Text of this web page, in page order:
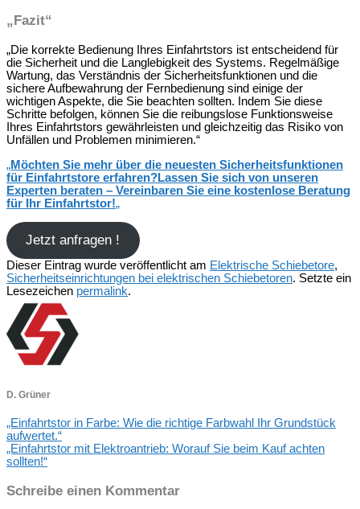
„Fazit“
„Die korrekte Bedienung Ihres Einfahrtstors ist entscheidend für
die Sicherheit und die Langlebigkeit des Systems. Regelmäßige
Wartung, das Verständnis der Sicherheitsfunktionen und die
sichere Aufbewahrung der Fernbedienung sind einige der
wichtigen Aspekte, die Sie beachten sollten. Indem Sie diese
Schritte befolgen, können Sie die reibungslose Funktionsweise
Ihres Einfahrtstors gewährleisten und gleichzeitig das Risiko von
Unfällen und Problemen minimieren.“
„Möchten Sie mehr über die neuesten Sicherheitsfunktionen
für Einfahrtstore erfahren?Lassen Sie sich von unseren
Experten beraten – Vereinbaren Sie eine kostenlose Beratung
für Ihr Einfahrtstor!„
Jetzt anfragen !
Dieser Eintrag wurde veröffentlicht am Elektrische Schiebetore,
Sicherheitseinrichtungen bei elektrischen Schiebetoren. Setzte ein
Lesezeichen permalink.
D. Grüner
„Einfahrtstor in Farbe: Wie die richtige Farbwahl Ihr Grundstück
aufwertet.“
„Einfahrtstor mit Elektroantrieb: Worauf Sie beim Kauf achten
sollten!“
Schreibe einen Kommentar